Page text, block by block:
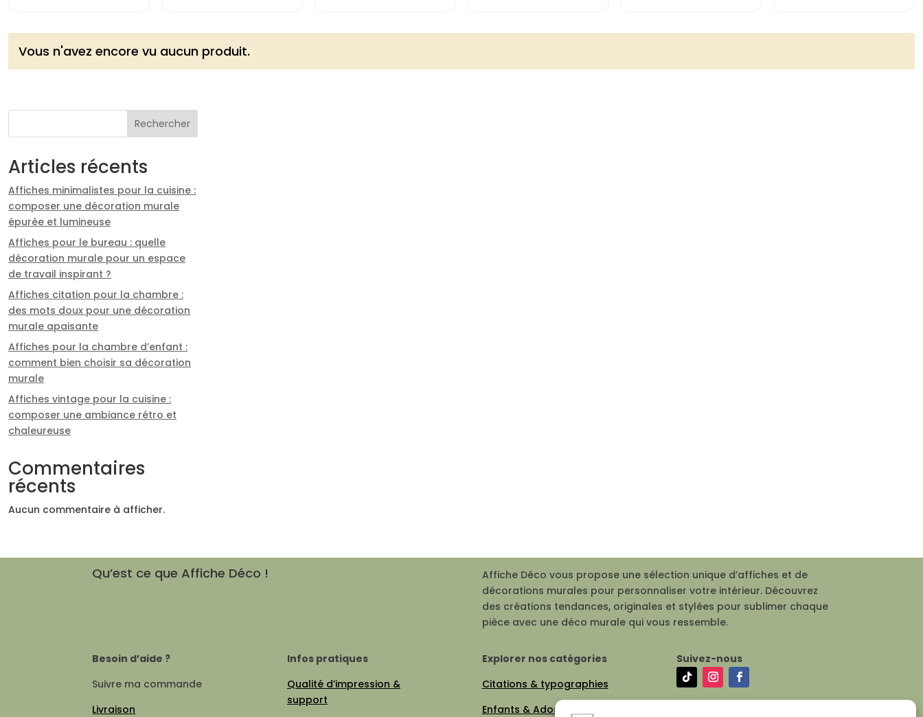
Vous n'avez encore vu aucun produit.
Rechercher
Articles récents
Affiches minimalistes pour la cuisine :
composer une décoration murale
épurée et lumineuse
Affiches pour le bureau : quelle
décoration murale pour un espace
de travail inspirant ?
Affiches citation pour la chambre :
des mots doux pour une décoration
murale apaisante
Affiches pour la chambre d’enfant :
comment bien choisir sa décoration
murale
Affiches vintage pour la cuisine :
composer une ambiance rétro et
chaleureuse
Commentaires
récents
Aucun commentaire à afficher.
Qu’est ce que Affiche Déco !
Affiche Déco vous propose une sélection unique d’affiches et de
décorations murales pour personnaliser votre intérieur. Découvrez
des créations tendances, originales et stylées pour sublimer chaque
pièce avec une déco murale qui vous ressemble.
Besoin d’aide ?
Suivre ma commande
Livraison
Infos pratiques
Qualité d’impression &
support
Explorer nos catégories
Citations & typographies
Enfants & Ados
Suivez-nous